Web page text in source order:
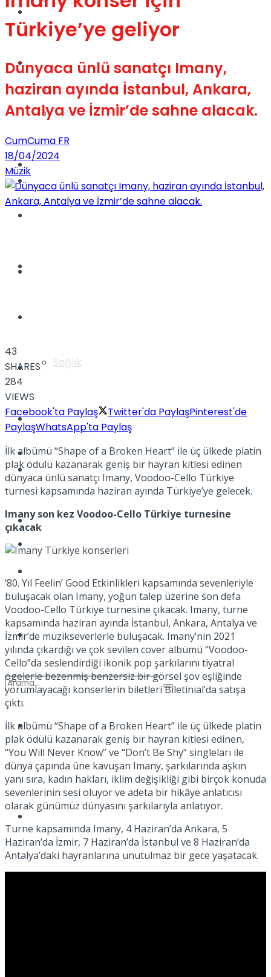
Videolar
Gündem
Sağlık
TV
Kadınca
Dünya
Türkiye
Müzik
Gündem
Yaşam
Sağlık
TV
Müzik
Sinema
Tatil
Spor
No Result
View All Result
Türkiye’ye geliyor
Dünyaca ünlü sanatçı Imany,
haziran ayında İstanbul, Ankara,
Antalya ve İzmir’de sahne alacak.
CumCuma FR
18/04/2024
Müzik
43
SHARES
284
VIEWS
Facebook'ta Paylaş
Twitter'da PaylaşPinterest'de
PaylaşWhatsApp'ta Paylaş
İlk albümü “Shape of a Broken Heart” ile üç ülkede platin
plak ödülü kazanarak geniş bir hayran kitlesi edinen
dünyaca ünlü sanatçı Imany, Voodoo-Cello Türkiye
turnesi kapsamında haziran ayında Türkiye’ye gelecek.
Imany son kez Voodoo-Cello Türkiye turnesine
çıkacak
’80. Yıl Feelin’ Good Etkinlikleri kapsamında sevenleriyle
buluşacak olan Imany, yoğun talep üzerine son defa
Voodoo-Cello Türkiye turnesine çıkacak. Imany, turne
kapsamında haziran ayında İstanbul, Ankara, Antalya ve
İzmir’de müzikseverlerle buluşacak. Imany’nin 2021
yılında çıkardığı ve çok sevilen cover albümü “Voodoo-
Cello”da seslendirdiği ikonik pop şarkılarını tiyatral
ögelerle bezenmiş benzersiz bir görsel şov eşliğinde
yorumlayacağı konserlerin biletleri Biletinial’da satışa
çıktı.
İlk albümü “Shape of a Broken Heart” ile üç ülkede platin
plak ödülü kazanarak geniş bir hayran kitlesi edinen,
“You Will Never Know” ve “Don’t Be Shy” singleları ile
dünya çapında üne kavuşan Imany, şarkılarında aşkın
yanı sıra, kadın hakları, iklim değişikliği gibi birçok konuda
sevenlerinin sesi oluyor ve adeta bir hikâye anlatıcısı
olarak günümüz dünyasını şarkılarıyla anlatıyor.
Turne kapsamında Imany, 4 Haziran’da Ankara, 5
Haziran’da İzmir, 7 Haziran’da İstanbul ve 8 Haziran’da
Antalya’daki hayranlarına unutulmaz bir gece yaşatacak.